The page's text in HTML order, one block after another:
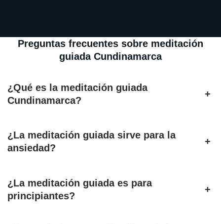
Preguntas frecuentes sobre meditación
guiada Cundinamarca
¿Qué es la meditación guiada
Cundinamarca?
+
¿La meditación guiada sirve para la
ansiedad?
+
¿La meditación guiada es para
principiantes?
+